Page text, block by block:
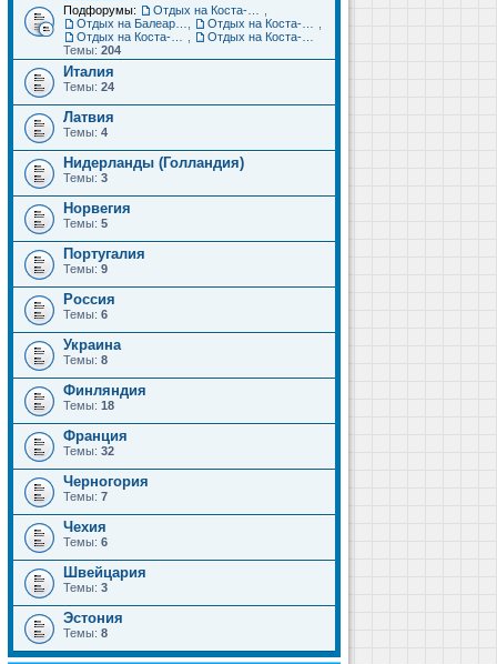
Подфорумы:
Темы: 204
Италия
Темы: 24
Латвия
Темы: 4
Нидерланды (Голландия)
Темы: 3
Норвегия
Темы: 5
Португалия
Темы: 9
Россия
Темы: 6
Украина
Темы: 8
Финляндия
Темы: 18
Франция
Темы: 32
Черногория
Темы: 7
Чехия
Темы: 6
Швейцария
Темы: 3
Эстония
Темы: 8